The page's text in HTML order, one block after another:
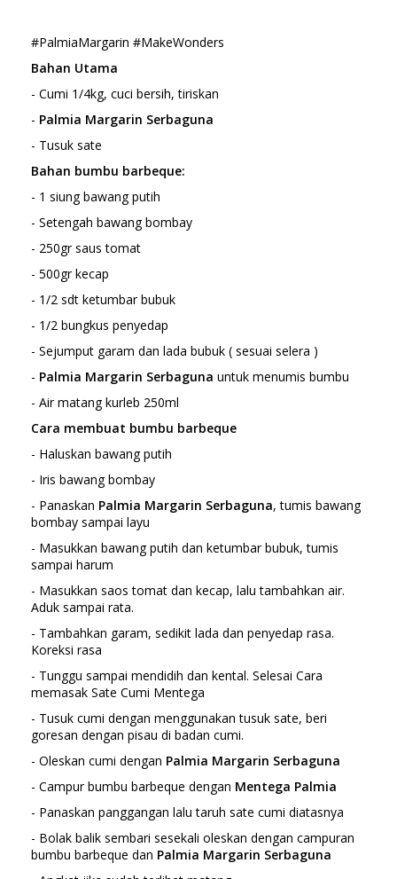
#PalmiaMargarin #MakeWonders
Bahan Utama
- Cumi 1/4kg, cuci bersih, tiriskan
- Palmia Margarin Serbaguna
- Tusuk sate
Bahan bumbu barbeque:
- 1 siung bawang putih
- Setengah bawang bombay
- 250gr saus tomat
- 500gr kecap
- 1/2 sdt ketumbar bubuk
- 1/2 bungkus penyedap
- Sejumput garam dan lada bubuk ( sesuai selera )
- Palmia Margarin Serbaguna untuk menumis bumbu
- Air matang kurleb 250ml
Cara membuat bumbu barbeque
- Haluskan bawang putih
- Iris bawang bombay
- Panaskan Palmia Margarin Serbaguna, tumis bawang
bombay sampai layu
- Masukkan bawang putih dan ketumbar bubuk, tumis
sampai harum
- Masukkan saos tomat dan kecap, lalu tambahkan air.
Aduk sampai rata.
- Tambahkan garam, sedikit lada dan penyedap rasa.
Koreksi rasa
- Tunggu sampai mendidih dan kental. Selesai Cara
memasak Sate Cumi Mentega
- Tusuk cumi dengan menggunakan tusuk sate, beri
goresan dengan pisau di badan cumi.
- Oleskan cumi dengan Palmia Margarin Serbaguna
- Campur bumbu barbeque dengan Mentega Palmia
- Panaskan panggangan lalu taruh sate cumi diatasnya
- Bolak balik sembari sesekali oleskan dengan campuran
bumbu barbeque dan Palmia Margarin Serbaguna